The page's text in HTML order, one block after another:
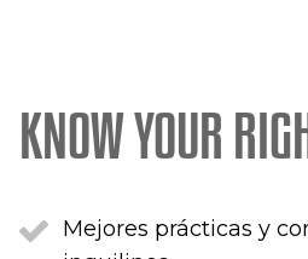
KNOW YOUR
Mejores prácticas y